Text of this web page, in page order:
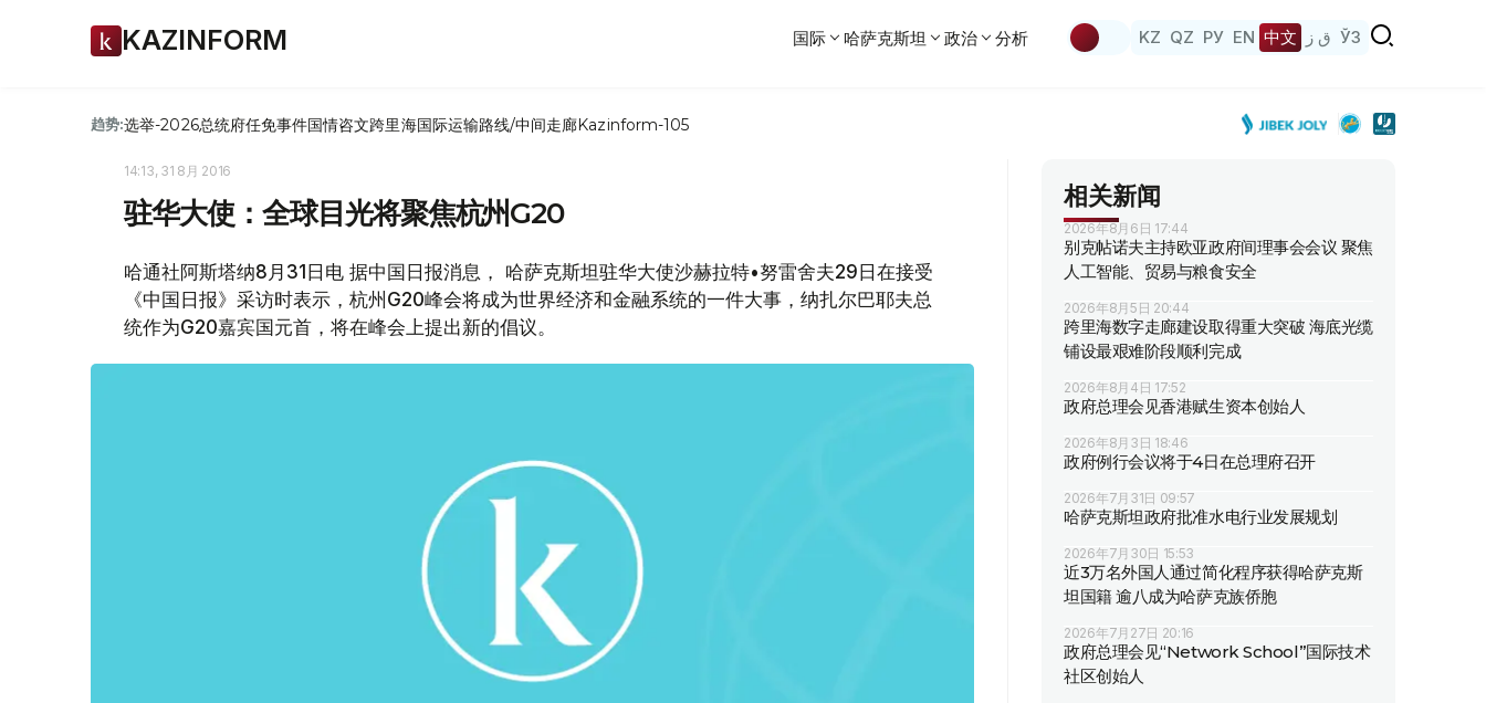
KAZINFORM 国际 哈萨克斯坦 政治 分析 KZ QZ РУ EN 中文 ق ز ЎЗ
趋势:选举-2026总统府任免事件国情咨文跨里海国际运输路线/中间走廊Kazinform-105
14:13, 31 8月 2016
驻华大使：全球目光将聚焦杭州G20
哈通社阿斯塔纳8月31日电 据中国日报消息， 哈萨克斯坦驻华大使沙赫拉特•努雷舍夫29日在接受
《中国日报》采访时表示，杭州G20峰会将成为世界经济和金融系统的一件大事，纳扎尔巴耶夫总
统作为G20嘉宾国元首，将在峰会上提出新的倡议。
相关新闻
2026年8月6日 17:44
别克帖诺夫主持欧亚政府间理事会会议 聚焦
人工智能、贸易与粮食安全
2026年8月5日 20:44
跨里海数字走廊建设取得重大突破 海底光缆
铺设最艰难阶段顺利完成
2026年8月4日 17:52
政府总理会见香港赋生资本创始人
2026年8月3日 18:46
政府例行会议将于4日在总理府召开
2026年7月31日 09:57
哈萨克斯坦政府批准水电行业发展规划
2026年7月30日 15:53
近3万名外国人通过简化程序获得哈萨克斯
坦国籍 逾八成为哈萨克族侨胞
2026年7月27日 20:16
政府总理会见“Network School”国际技术
社区创始人